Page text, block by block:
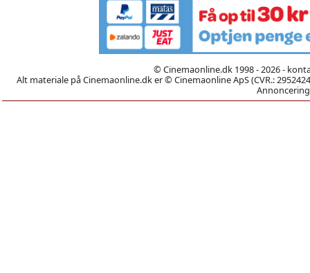
© Cinemaonline.dk 1998 - 2026 -
Alt materiale på Cinemaonline.dk er © Cinemaonline ApS (CVR.: